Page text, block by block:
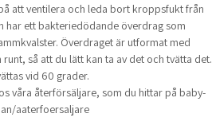
att ventilera och leda bort kroppsfukt från
har ett bakteriedödande överdrag som
Överdraget är utformat med
runt, så att du lätt kan ta av det och tvätta det.
vid 60 grader.
våra återförsäljare, som du hittar på baby-
aaterfoersaljare